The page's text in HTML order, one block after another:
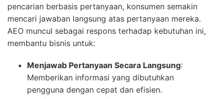
pencarian berbasis pertanyaan, konsumen semakin
mencari jawaban langsung atas pertanyaan mereka.
AEO muncul sebagai respons terhadap kebutuhan ini,
membantu bisnis untuk:
Menjawab Pertanyaan Secara Langsung:
Memberikan informasi yang dibutuhkan
pengguna dengan cepat dan efisien.